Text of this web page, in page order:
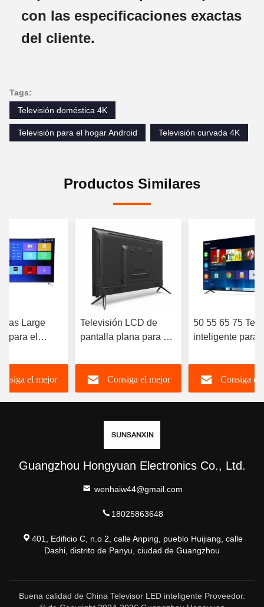
con las especificaciones exactas
del cliente.
Tags:
Televisión doméstica 4K
Televisión para el hogar Android Televisión curvada 4K
Productos Similares
Large
para el
Android
el mejor
Televisión LCD de
pantalla plana para el
de alta resolución
Smart TV 98 100 105
110 pulgadas
Consiga el mejor
50 55 65 75
inteligente para
Televisión
con wifi OEM
Consiga el
Guangzhou Hongyuan Electronics Co., Ltd.
wenhaiw44@gmail.com
18025863648
401, Edificio C, n.o 2, calle Anping, pueblo Huijiang, calle
Dashi, distrito de Panyu, ciudad de Guangzhou
Buena calidad de China Televisor LED inteligente Proveedor.